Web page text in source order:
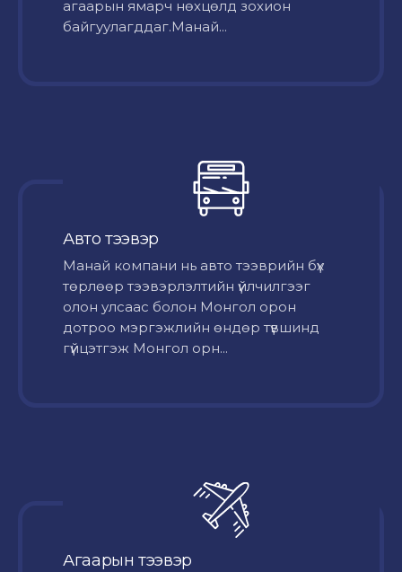
агаарын ямарч нөхцөлд зохион
байгуулагддаг.Манай...
Авто тээвэр
Mанай компани нь авто тээврийн бүх
төрлөөр тээвэрлэлтийн үйлчилгээг
олон улсаас болон Монгол орон
дотроо мэргэжлийн өндөр түвшинд
гүйцэтгэж Монгол орн...
Агаарын тээвэр